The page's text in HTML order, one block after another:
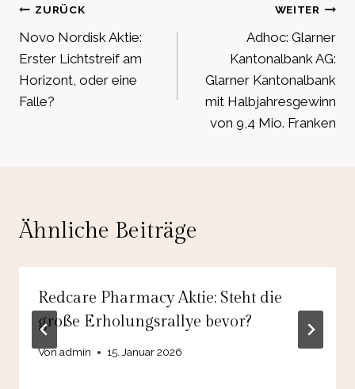
Beitragsnavigation
ZURÜCK
Novo Nordisk Aktie:
Erster Lichtstreif am
Horizont, oder eine
Falle?
WEITER
Adhoc: Glarner
Kantonalbank AG:
Glarner Kantonalbank
mit Halbjahresgewinn
von 9,4 Mio. Franken
Ähnliche Beiträge
Redcare Pharmacy Aktie: Steht die
große Erholungsrallye bevor?
Vonadmin 15. Januar 2026